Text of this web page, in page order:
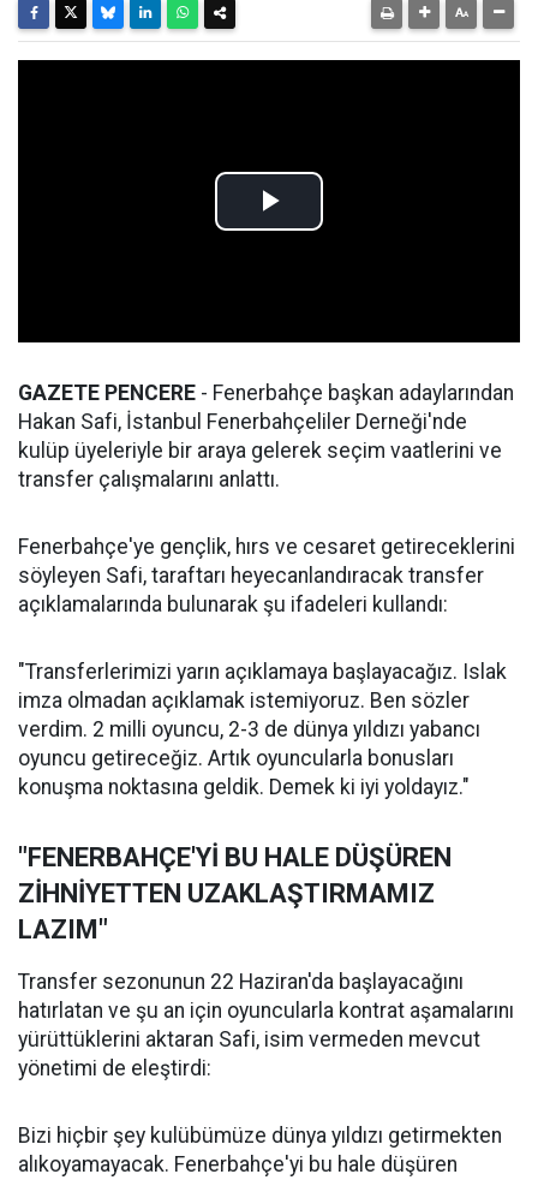
GAZETE PENCERE - Fenerbahçe başkan adaylarından
Hakan Safi, İstanbul Fenerbahçeliler Derneği'nde
kulüp üyeleriyle bir araya gelerek seçim vaatlerini ve
transfer çalışmalarını anlattı.
Fenerbahçe'ye gençlik, hırs ve cesaret getireceklerini
söyleyen Safi, taraftarı heyecanlandıracak transfer
açıklamalarında bulunarak şu ifadeleri kullandı:
"Transferlerimizi yarın açıklamaya başlayacağız. Islak
imza olmadan açıklamak istemiyoruz. Ben sözler
verdim. 2 milli oyuncu, 2-3 de dünya yıldızı yabancı
oyuncu getireceğiz. Artık oyuncularla bonusları
konuşma noktasına geldik. Demek ki iyi yoldayız."
"FENERBAHÇE'Yİ BU HALE DÜŞÜREN
ZİHNİYETTEN UZAKLAŞTIRMAMIZ
LAZIM"
Transfer sezonunun 22 Haziran'da başlayacağını
hatırlatan ve şu an için oyuncularla kontrat aşamalarını
yürüttüklerini aktaran Safi, isim vermeden mevcut
yönetimi de eleştirdi:
Bizi hiçbir şey kulübümüze dünya yıldızı getirmekten
alıkoyamayacak. Fenerbahçe'yi bu hale düşüren